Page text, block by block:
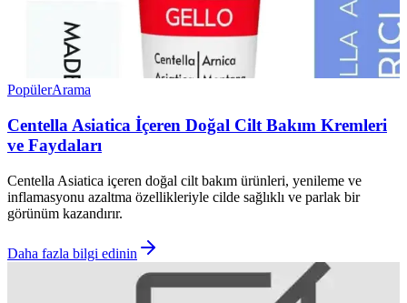
PopülerArama
Centella Asiatica İçeren Doğal Cilt Bakım Kremleri
ve Faydaları
Centella Asiatica içeren doğal cilt bakım ürünleri, yenileme ve
inflamasyonu azaltma özellikleriyle cilde sağlıklı ve parlak bir
görünüm kazandırır.
Daha fazla bilgi edinin